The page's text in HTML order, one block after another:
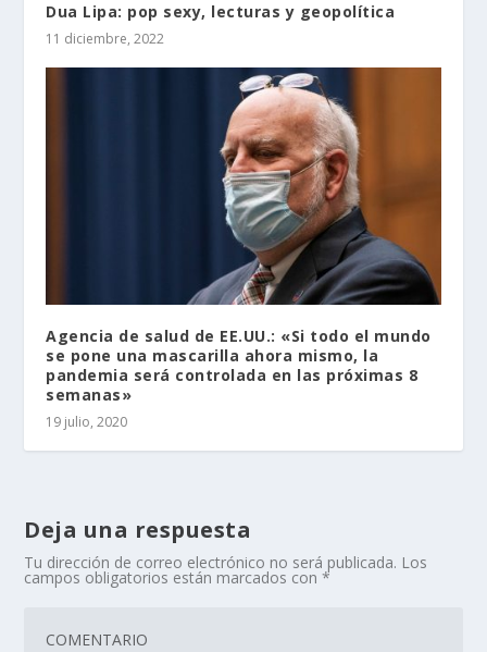
Dua Lipa: pop sexy, lecturas y geopolítica
11 diciembre, 2022
Agencia de salud de EE.UU.: «Si todo el mundo
se pone una mascarilla ahora mismo, la
pandemia será controlada en las próximas 8
semanas»
19 julio, 2020
Deja una respuesta
Tu dirección de correo electrónico no será publicada. Los
campos obligatorios están marcados con*